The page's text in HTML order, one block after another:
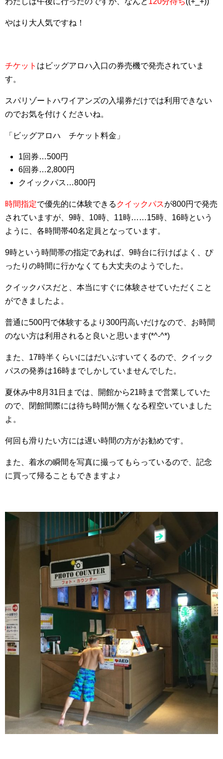
やはり大人気ですね！
チケット はビッグアロハ入口の券売機で発売されていま
す。
スパリゾートハワイアンズの入場券だけでは利用できない
のでお気を付けくださいね。
「ビッグアロハ チケット料金」
1回券…500円
6回券…2,800円
クイックパス…800円
時間指定で優先的に体験できる クイックパスが800円で発売
されていますが、9時、10時、11時……15時、16時という
ように、各時間帯40名定員となっています。
9時という時間帯の指定であれば、9時台に行けばよく、ぴ
ったりの時間に行かなくても大丈夫のようでした。
クイックパスだと、本当にすぐに体験させていただくこと
ができましたよ。
普通に500円で体験するより300円高いだけなので、お時間
のない方は利用されると良いと思います(*^-^*)
また、17時半くらいにはだいぶすいてくるので、クイック
パスの発券は16時までしかしていませんでした。
夏休み中8月31日までは、開館から21時まで営業していた
ので、閉館間際には待ち時間が無くなる程空いていました
よ。
何回も滑りたい方には遅い時間の方がお勧めです。
また、着水の瞬間を写真に撮ってもらっているので、記念
に買って帰ることもできますよ♪